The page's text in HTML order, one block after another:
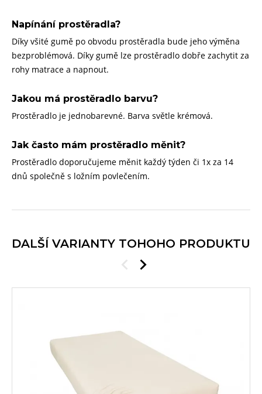
Napínání prostěradla?
Díky všité gumě po obvodu prostěradla bude jeho výměna
bezproblémová. Díky gumě lze prostěradlo dobře zachytit za
rohy matrace a napnout.
Jakou má prostěradlo barvu?
Prostěradlo je jednobarevné. Barva světle krémová.
Jak často mám prostěradlo měnit?
Prostěradlo doporučujeme měnit každý týden či 1x za 14
dnů společně s ložním povlečením.
DALŠÍ VARIANTY TOHOHO PRODUKTU